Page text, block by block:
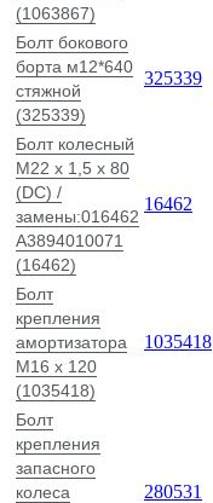
(1063867)
Болт бокового
борта м12*640
стяжной
(325339)
325339
Болт колесный
М22 х 1,5 х 80
(DC) /
замены:016462
A3894010071
(16462)
16462
Болт
крепления
амортизатора
M16 x 120
(1035418)
1035418
Болт
крепления
запасного
колеса
280531